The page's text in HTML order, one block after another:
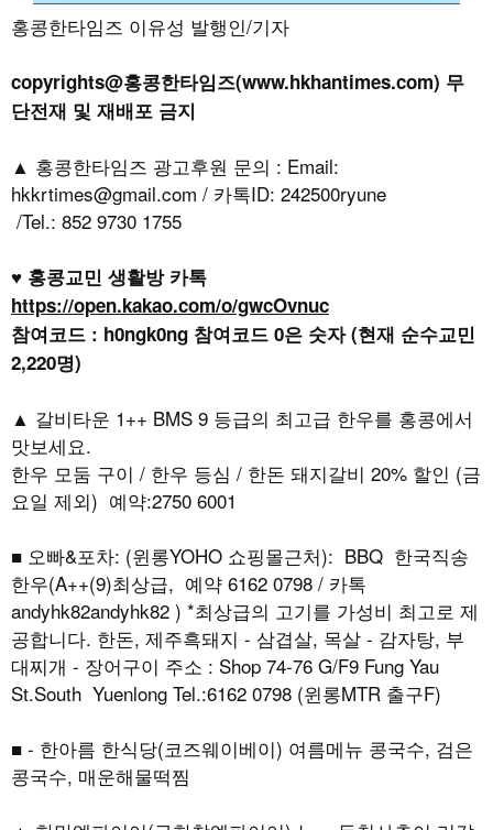
홍콩한타임즈 이유성 발행인/기자
copyrights@홍콩한타임즈(www.hkhantimes.com) 무
단전재 및 재배포 금지
▲ 홍콩한타임즈 광고후원 문의 : Email:
hkkrtimes@gmail.com / 카톡ID: 242500ryune
/Tel.: 852 9730 1755
♥ 홍콩교민 생활방 카톡
https://open.kakao.com/o/gwcOvnuc
참여코드 : h0ngk0ng 참여코드 0은 숫자 (현재 순수교민
2,220명)
▲ 갈비타운 1++ BMS 9 등급의 최고급 한우를 홍콩에서
맛보세요.
한우 모둠 구이 / 한우 등심 / 한돈 돼지갈비 20% 할인 (금
요일 제외) 예약:2750 6001
■ 오빠&포차: (윈롱YOHO 쇼핑몰근처): BBQ 한국직송
한우(A++(9)최상급, 예약 6162 0798 / 카톡
andyhk82andyhk82 ) *최상급의 고기를 가성비 최고로 제
공합니다. 한돈, 제주흑돼지 - 삼겹살, 목살 - 감자탕, 부
대찌개 - 장어구이 주소 : Shop 74-76 G/F9 Fung Yau
St.South Yuenlong Tel.:6162 0798 (윈롱MTR 출구F)
■ - 한아름 한식당(코즈웨이베이) 여름메뉴 콩국수, 검은
콩국수, 매운해물떡찜